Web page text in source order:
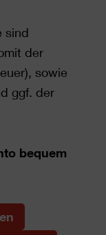
sind
der
sowie
ggf. der
bequem